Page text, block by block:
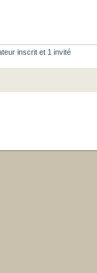
inscrit et 1 invité